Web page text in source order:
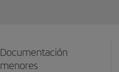
Documentación
menores